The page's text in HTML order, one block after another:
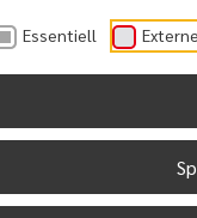
Essentiell
& Familie